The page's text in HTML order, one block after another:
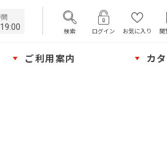
検索 ログイン お気に入り 閲
ご利用案内 カ